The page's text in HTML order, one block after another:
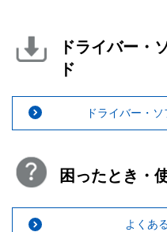
ドライバー・
ド
ドライバー・
困ったとき・
よくあ